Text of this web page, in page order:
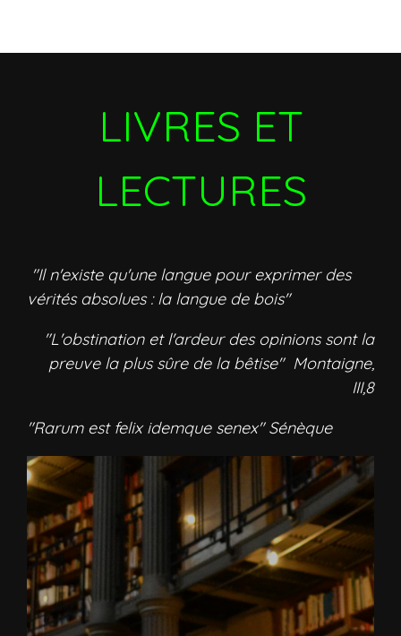
LIVRES ET
LECTURES
"Il n'existe qu'une langue pour exprimer des
vérités absolues : la langue de bois"
"L'obstination et l'ardeur des opinions sont la
preuve la plus sûre de la bêtise" Montaigne,
III,8
"Rarum est felix idemque senex" Sénèque